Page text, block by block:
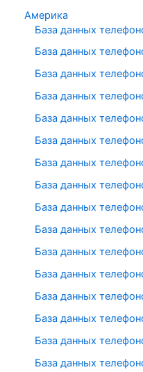
Америка
База данных
База данных
База данных
База данных
База данных
База данных
База данных
База данных
База данных
База данных
База данных
База данных
База данных
База данных
База данных
База данных